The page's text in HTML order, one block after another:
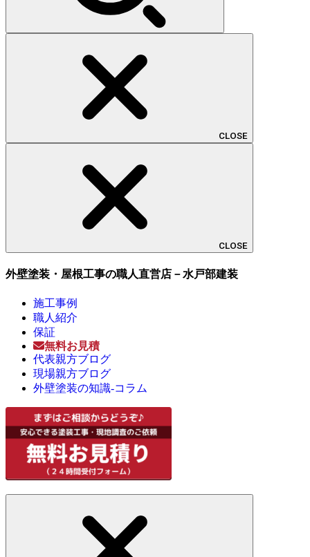
CLOSE
CLOSE
外壁塗装・屋根工事の職人直営店－水戸部建装
施工事例
職人紹介
保証
無料お見積
代表親方ブログ
現場親方ブログ
外壁塗装の知識-コラム